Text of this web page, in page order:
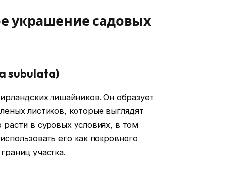
украшение садовых
subulata)
лишайников. Он образует
листиков, которые выглядят
в суровых условиях, в том
его как покровного
участка.